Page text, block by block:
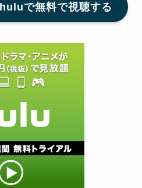
で無料で視聴する